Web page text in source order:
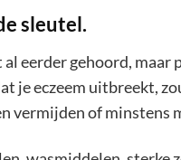
sleutel.
eerder gehoord, maar
je eczeem uitbreekt,
vermijden of minstens